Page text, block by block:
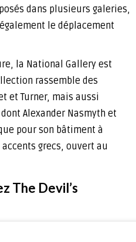
dans plusieurs galeries,
le déplacement
la National Gallery est
rassemble des
et Turner, mais aussi
Alexander Nasmyth et
pour son bâtiment à
grecs, ouvert au
The Devil’s